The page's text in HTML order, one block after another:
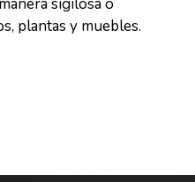
plantas y muebles.